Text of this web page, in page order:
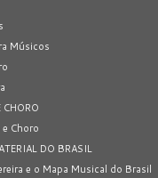
Músicos
CHORO
e Choro
DO BRASIL
e o Mapa Musical do Brasil